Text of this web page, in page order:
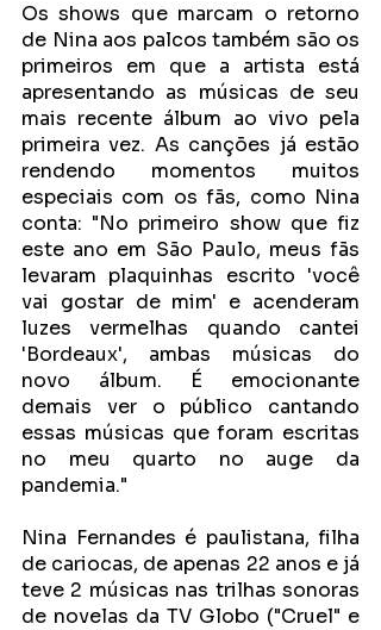
Os shows que marcam o retorno
de Nina aos palcos também são os
primeiros em que a artista está
apresentando as músicas de seu
mais recente álbum ao vivo pela
primeira vez. As canções já estão
rendendo momentos muitos
especiais com os fãs, como Nina
conta: "No primeiro show que fiz
este ano em São Paulo, meus fãs
levaram plaquinhas escrito 'você
vai gostar de mim' e acenderam
luzes vermelhas quando cantei
'Bordeaux', ambas músicas do
novo álbum. É emocionante
demais ver o público cantando
essas músicas que foram escritas
no meu quarto no auge da
pandemia."
Nina Fernandes é paulistana, filha
de cariocas, de apenas 22 anos e já
teve 2 músicas nas trilhas sonoras
de novelas da TV Globo ("Cruel" e